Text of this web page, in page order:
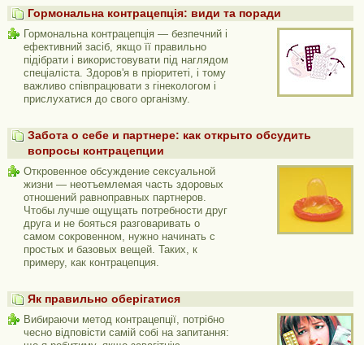
Гормональна контрацепція: види та поради
Гормональна контрацепція — безпечний і
ефективний засіб, якщо її правильно
підібрати і використовувати під наглядом
спеціаліста. Здоров'я в пріоритеті, і тому
важливо співпрацювати з гінекологом і
прислухатися до свого організму.
Забота о себе и партнере: как открыто обсудить
вопросы контрацепции
Откровенное обсуждение сексуальной
жизни — неотъемлемая часть здоровых
отношений равноправных партнеров.
Чтобы лучше ощущать потребности друг
друга и не бояться разговаривать о
самом сокровенном, нужно начинать с
простых и базовых вещей. Таких, к
примеру, как контрацепция.
Як правильно оберігатися
Вибираючи метод контрацепції, потрібно
чесно відповісти самій собі на запитання: